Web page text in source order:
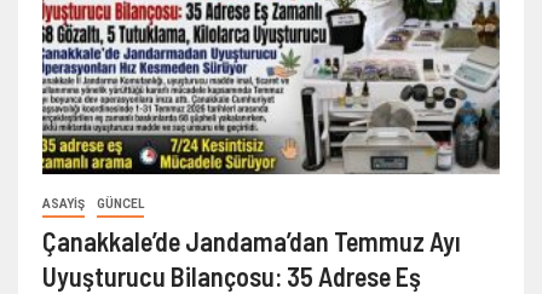
ASAYIŞ GÜNCEL
Çanakkale’de Jandama’dan Temmuz Ayı
Uyuşturucu Bilançosu: 35 Adrese Eş